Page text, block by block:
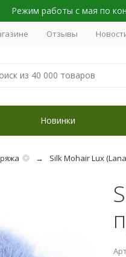
Режим работы с мая по
Отзывы
Новинки
Silk Mohair Lux